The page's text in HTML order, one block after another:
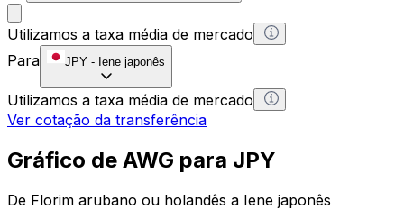
Utilizamos a taxa média de mercado
Para
JPY - Iene japonês
Utilizamos a taxa média de mercado
Ver cotação da transferência
Gráfico de AWG para JPY
De Florim arubano ou holandês a Iene japonês